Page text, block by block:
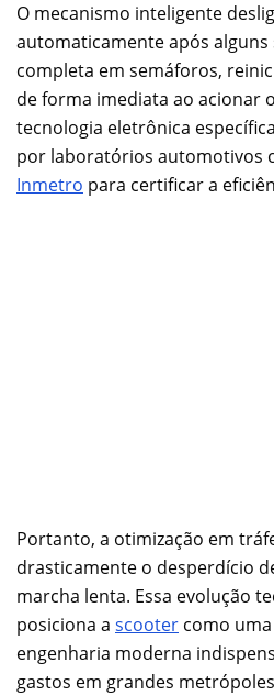
O mecanismo inteligente
automaticamente após
completa em semáforos,
de forma imediata ao acionar
tecnologia eletrônica
por laboratórios automotivos
Inmetro para certificar a
Portanto, a otimização em
drasticamente o desperdício
marcha lenta. Essa evolução
posiciona a scooter como
engenharia moderna
gastos em grandes